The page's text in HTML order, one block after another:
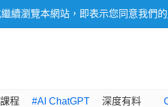
續瀏覽本網站，即表示您同意我們的
課程 #AI ChatGPT 深度有料